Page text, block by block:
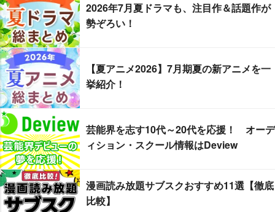
2026年7月夏ドラマも、注目作＆話題作が
勢ぞろい！
【夏アニメ2026】7月期夏の新アニメを一
挙紹介！
芸能界を志す10代～20代を応援！ オーデ
ィション・スクール情報はDeview
漫画読み放題サブスクおすすめ11選【徹底
比較】